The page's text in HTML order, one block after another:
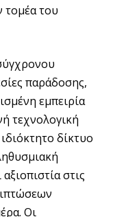
τομέα του
παράδοσης,
εμπειρία
τεχνολογική
δίκτυο
στις
Οι